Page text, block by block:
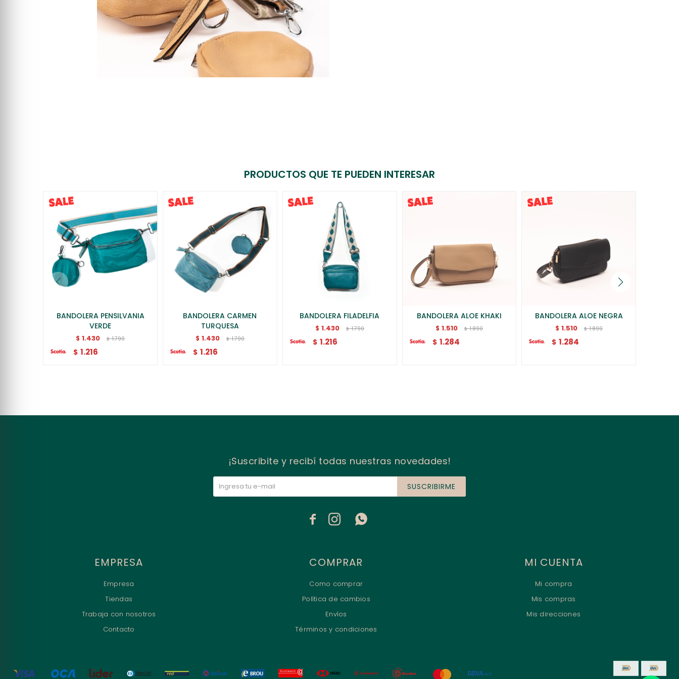
PRODUCTOS QUE TE PUEDEN INTERESAR
BANDOLERA PENSILVANIA
VERDE
$ 1.430 $ 1.790
$ 1.216
BANDOLERA CARMEN
TURQUESA
$ 1.430 $ 1.790
$ 1.216
BANDOLERA FILADELFIA
$ 1.430 $ 1.790
$ 1.216
BANDOLERA ALOE KHAKI
$ 1.510 $ 1.890
$ 1.284
BANDOLERA ALOE NEGRA
$ 1.510 $ 1.890
$ 1.284
EMPRESA
Empresa
Tiendas
Trabaja con nosotros
Contacto
COMPRAR
Como comprar
Política de cambios
Envíos
Términos y condiciones
MI CUENTA
Mi compra
Mis compras
Mis direcciones
¡Suscribite y recibí todas nuestras novedades!
SUSCRIBIRME
  